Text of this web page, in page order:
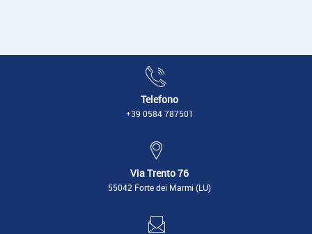
Telefono
+39 0584 787501
Via Trento 76
55042 Forte dei Marmi (LU)